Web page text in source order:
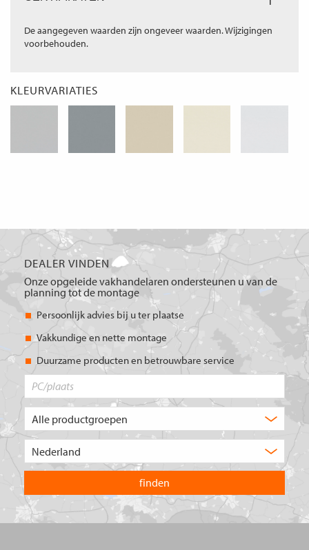
De aangegeven waarden zijn ongeveer waarden. Wijzigingen
voorbehouden.
KLEURVARIATIES
DEALER VINDEN
Onze opgeleide vakhandelaren ondersteunen u van de
planning tot de montage
Persoonlijk advies bij u ter plaatse
Vakkundige en nette montage
Duurzame producten en betrouwbare service
product
u?
land
waarin
u
wilt
zoeken.